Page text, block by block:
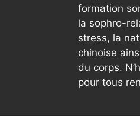
formation
la sophro-
stress, la
chinoise
du corps.
pour tous